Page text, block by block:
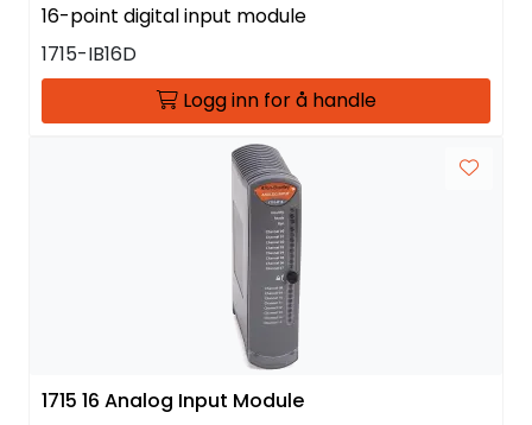
16-point digital input module
1715-IB16D
Logg inn for å handle
1715 16 Analog Input Module